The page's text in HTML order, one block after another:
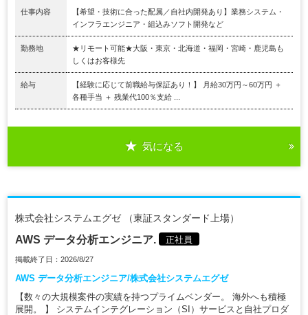
仕事内容
【希望・技術に合った配属／自社内開発あり】業務システム・
インフラエンジニア・組込みソフト開発など
勤務地
★リモート可能★大阪・東京・北海道・福岡・宮崎・鹿児島も
しくはお客様先
給与
【経験に応じて前職給与保証あり！】 月給30万円～60万円 ＋
各種手当 ＋ 残業代100％支給 ...
気になる
株式会社システムエグゼ （東証スタンダード上場）
AWS データ分析エンジニア. 正社員
掲載終了日：2026/8/27
AWS データ分析エンジニア/株式会社システムエグゼ
【数々の大規模案件の実績を持つプライムベンダー。 海外へも積極
展開。 】 システムインテグレーション（SI）サービスと自社プロダ